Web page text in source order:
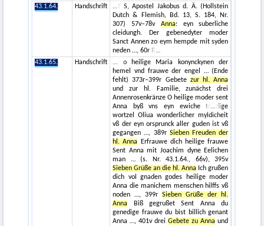
43.1.64.
Handschrift
t S, Apostel Jakobus d. Ä. (Hollstein
Dutch & Flemish, Bd. 13, S. 184, Nr.
307) 57v–78v Anna: eyn suberliche
cleidungh. Der gebenedyter moder
Sanct Annen zo eym hempde mit syden
neden …, 60r R
43.1.65.
Handschrift
o heilige Maria konynckynen der
hemel vnd frauwe der engel … (Ende
fehlt) 373r–399r Gebete zur hl. Anna
und zur hl. Familie, zunächst drei
Annenrosenkränze O heilige moder sent
Anna byß vns eyn ewiche tr
dige
wortzel Oliua wonderlicher myldicheit
vß der eyn orsprunck aller guden ist vß
gegangen …, 389r Sieben Freuden der
hl. Anna
Erfrauwe dich heilige frauwe
Sent Anna mit Joachim dyne Eelichen
man … (s. Nr. 43.1.64., 66v), 395v
Sieben Grüße an die hl. Anna Ich grußen
dich vol gnaden godes heilige moder
Anna die manichem menschen hilffs vß
noden …, 399rSieben Grüße der hl.
Anna
Biß gegrußet Sent Anna du
genedige frauwe du bist billich genant
Anna …, 401v dreiGebete zu Anna und